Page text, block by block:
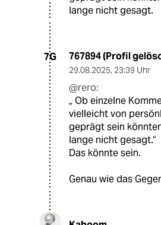
lange nicht gesagt.
7G 767894 (Profil
29.08.2025, 23:39 Uhr
@rero:
„ Ob einzelne
vielleicht von
geprägt sein
lange nicht gesagt.“
Das könnte sein.
Genau wie das